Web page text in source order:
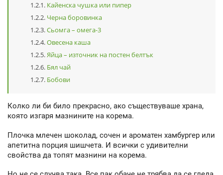
Кайенска чушка или пипер
Черна боровинка
Сьомга – омега-3
Овесена каша
Яйца – източник на постен белтък
Бял чай
Бобови
Колко ли би било прекрасно, ако съществуваше храна,
която изгаря мазнините на корема.
Плочка млечен шоколад, сочен и ароматен хамбургер или
апетитна порция шишчета. И всички с удивителни
свойства да топят мазнини на корема.